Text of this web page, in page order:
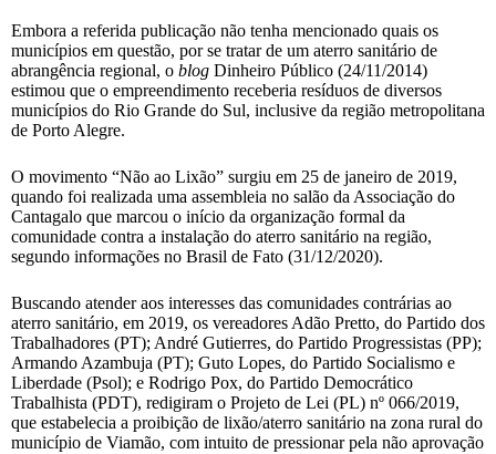
Embora a referida publicação não tenha mencionado quais os
municípios em questão, por se tratar de um aterro sanitário de
abrangência regional, o blog Dinheiro Público (24/11/2014)
estimou que o empreendimento receberia resíduos de diversos
municípios do Rio Grande do Sul, inclusive da região metropolitana
de Porto Alegre.
O movimento “Não ao Lixão” surgiu em 25 de janeiro de 2019,
quando foi realizada uma assembleia no salão da Associação do
Cantagalo que marcou o início da organização formal da
comunidade contra a instalação do aterro sanitário na região,
segundo informações no Brasil de Fato (31/12/2020).
Buscando atender aos interesses das comunidades contrárias ao
aterro sanitário, em 2019, os vereadores Adão Pretto, do Partido dos
Trabalhadores (PT); André Gutierres, do Partido Progressistas (PP);
Armando Azambuja (PT); Guto Lopes, do Partido Socialismo e
Liberdade (Psol); e Rodrigo Pox, do Partido Democrático
Trabalhista (PDT), redigiram o Projeto de Lei (PL) nº 066/2019,
que estabelecia a proibição de lixão/aterro sanitário na zona rural do
município de Viamão, com intuito de pressionar pela não aprovação